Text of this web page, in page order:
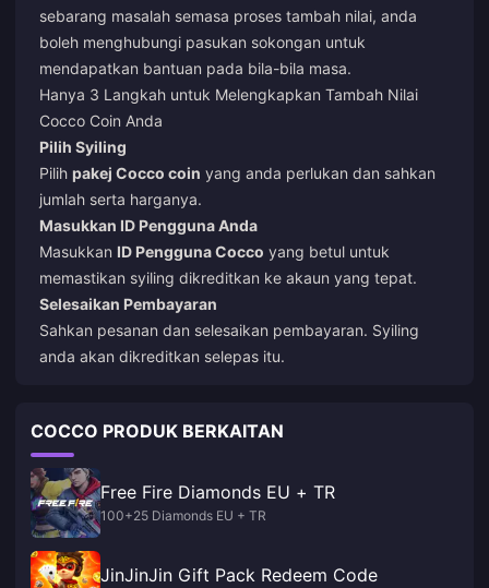
sebarang masalah semasa proses tambah nilai, anda
boleh menghubungi pasukan sokongan untuk
mendapatkan bantuan pada bila-bila masa.
Hanya 3 Langkah untuk Melengkapkan Tambah Nilai
Cocco Coin Anda
Pilih Syiling
Pilih pakej Cocco coin yang anda perlukan dan sahkan
jumlah serta harganya.
Masukkan ID Pengguna Anda
Masukkan ID Pengguna Cocco yang betul untuk
memastikan syiling dikreditkan ke akaun yang tepat.
Selesaikan Pembayaran
Sahkan pesanan dan selesaikan pembayaran. Syiling
anda akan dikreditkan selepas itu.
COCCO PRODUK BERKAITAN
Free Fire Diamonds EU + TR
100+25 Diamonds EU + TR
JinJinJin Gift Pack Redeem Code